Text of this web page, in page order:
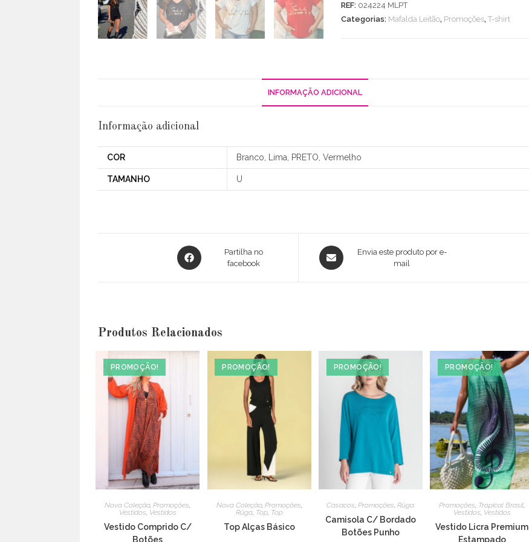
REF: 024224 MLPT
Categorias: Mafalda Leitão, Promoções, T-shirt
INFORMAÇÃO ADICIONAL
Informação adicional
COR Branco, Lima, PRETO, Vermelho
TAMANHO U
Opens
in
Partilha no
facebook
Opens
in
Envia este produto por e-
mail
Produtos Relacionados
PROMOÇÃO!
Nova Coleção,Promoções,
Vestidos, Vestidos
Vestido Comprido C/
Botões
PROMOÇÃO!
Nova Coleção, Promoções,
Rüga, Top, Top
Top Alças Básico
PROMOÇÃO!
Casacos,Promoções,Rüga
Camisola C/ Bordado
Botões Punho
PROMOÇÃO!
Promoções, Tropical Brasil,
Vestidos, Vestidos
Vestido Licra Premium
Estampado